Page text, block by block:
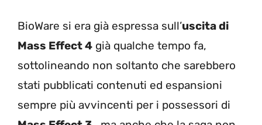
BioWare si era già espressa sull’uscita di
Mass Effect 4 già qualche tempo fa,
sottolineando non soltanto che sarebbero
stati pubblicati contenuti ed espansioni
sempre più avvincenti per i possessori di